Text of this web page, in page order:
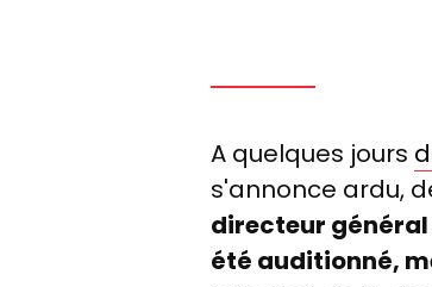
A quelques jours
s'annonce ardu,
directeur général
été auditionné,